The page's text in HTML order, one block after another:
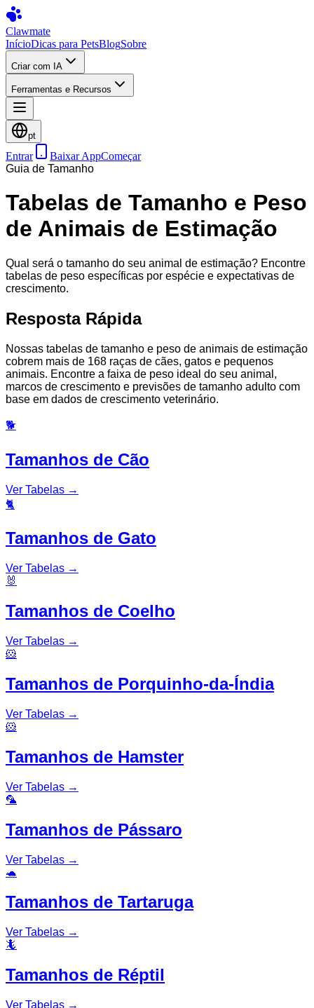
Clawmate
InícioDicas para PetsBlogSobre
Criar com IA
Ferramentas e Recursos
pt
Entrar Baixar AppComeçar
Guia de Tamanho
Tabelas de Tamanho e Peso
de Animais de Estimação
Qual será o tamanho do seu animal de estimação? Encontre
tabelas de peso específicas por espécie e expectativas de
crescimento.
Resposta Rápida
Nossas tabelas de tamanho e peso de animais de estimação
cobrem mais de 168 raças de cães, gatos e pequenos
animais. Encontre a faixa de peso ideal do seu animal,
marcos de crescimento e previsões de tamanho adulto com
base em dados de crescimento veterinário.
🐕
Tamanhos de Cão
Ver Tabelas →
🐈
Tamanhos de Gato
Ver Tabelas →
🐰
Tamanhos de Coelho
Ver Tabelas →
🐹
Tamanhos de Porquinho-da-Índia
Ver Tabelas →
🐹
Tamanhos de Hamster
Ver Tabelas →
🦜
Tamanhos de Pássaro
Ver Tabelas →
🐢
Tamanhos de Tartaruga
Ver Tabelas →
🦎
Tamanhos de Réptil
Ver Tabelas →